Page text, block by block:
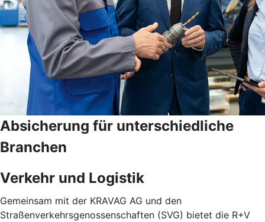
Absicherung für unterschiedliche
Branchen
Verkehr und Logistik
Gemeinsam mit der KRAVAG AG und den
Straßenverkehrsgenossenschaften (SVG) bietet die R+V